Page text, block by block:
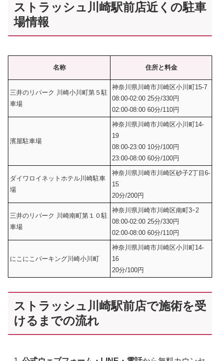
ストラッシュ川崎駅前店近くの駐車
場情報
名称 住所と料金
三井のリパーク 川崎小川町第５駐
車場
神奈川県川崎市川崎区小川町15-7
08:00-02:00 25分/330円
02:00-08:00 60分/110円
濱屋駐車場
神奈川県川崎市川崎区小川町14-
19
08:00-23:00 10分/100円
23:00-08:00 60分/100円
ダイワロイネットホテル川崎駐車
場
神奈川県川崎市川崎区砂子2丁目6-
15
20分/200円
三井のリパーク 川崎南町第１０駐
車場
神奈川県川崎市川崎区南町3ｰ2
08:00-02:00 25分/330円
02:00-08:00 60分/110円
にこにこパーキング川崎小川町
神奈川県川崎市川崎区小川町14-
16
20分/100円
ストラッシュ川崎駅前店で施術を受
けるまでの流れ